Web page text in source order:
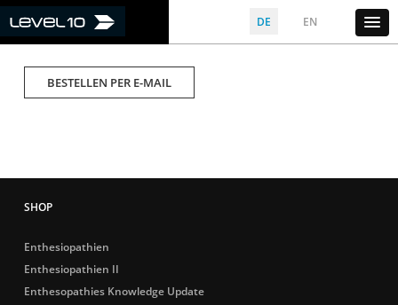
DE EN
BESTELLEN PER E-MAIL
Enthesiopathien
Enthesiopathien II
Enthesopathies Knowledge Update